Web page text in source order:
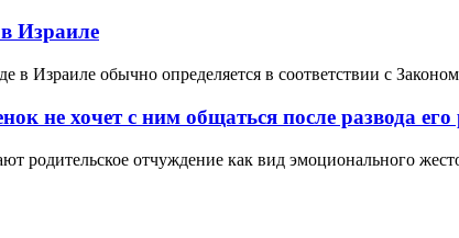
Израиле
в Израиле обычно определяется в соответствии с
не хочет с ним общаться после развода его
родительское отчуждение как вид эмоционального